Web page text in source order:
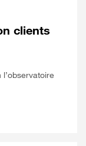
clients